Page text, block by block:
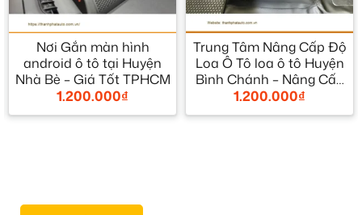
Nơi Gắn màn hình
android ô tô tại Huyện
Nhà Bè – Giá Tốt TPHCM
1.200.000₫
Trung Tâm Nâng Cấp Độ
Loa Ô Tô loa ô tô Huyện
Bình Chánh – Nâng Cấp
Chính Hãng
1.200.000₫